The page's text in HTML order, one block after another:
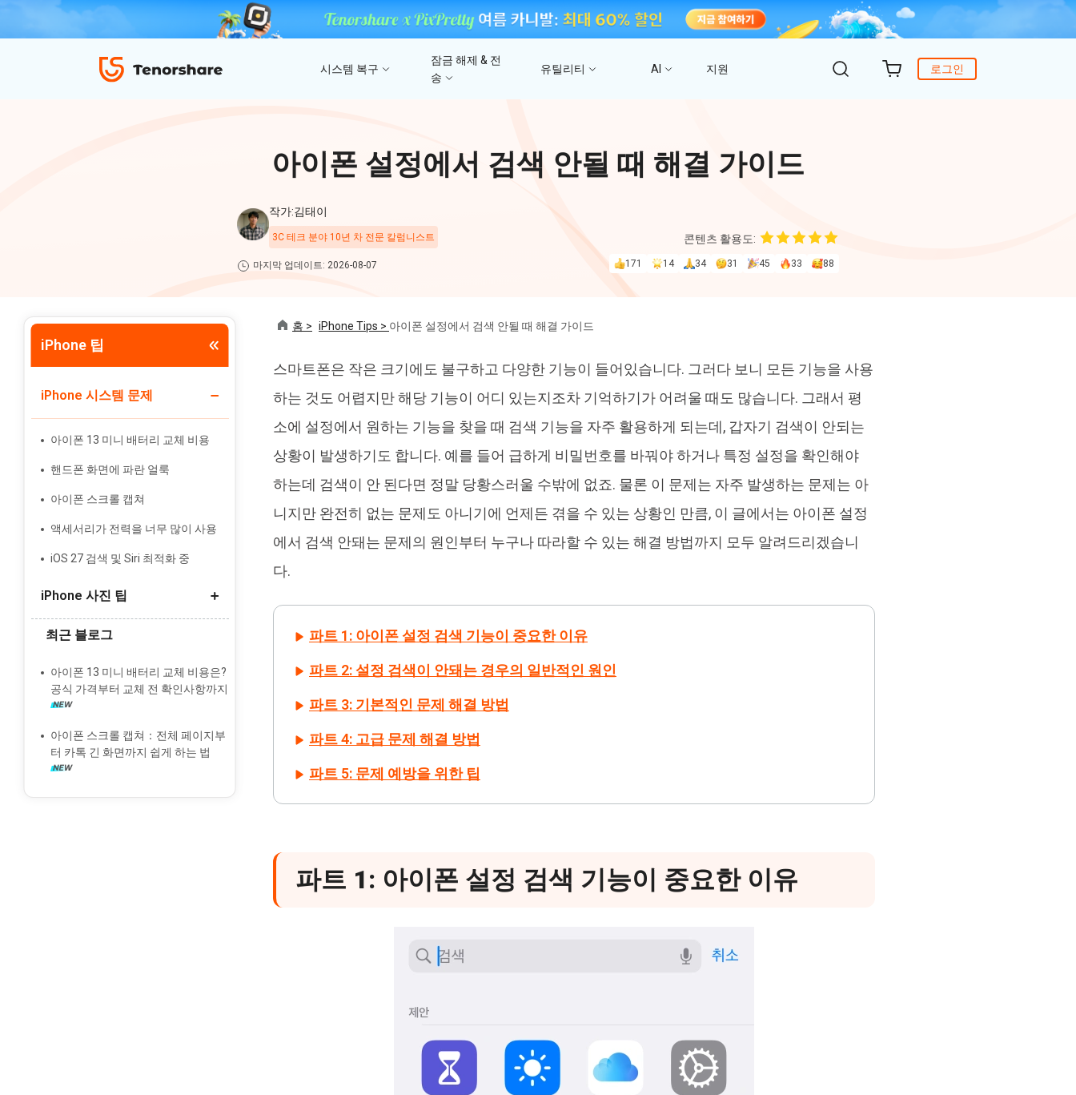
iAnyGo
로그인
시스템 복구
iOS 18 베타 포함 150개 이상 iOS 시스템 이
아이폰/아이패드 데이터 복구&
iTunes/iCloud 백업 복구
아이폰/안드로이드 WhatsApp 데이터 복구
ReiBoot - Android 시스템 복구
A-B-C 처럼 안드로이드 시스템 복구
UltData - Android 데이터 복구
루트 없이 안드로이드 데이터 복구
4DDiG - 데이터 복구
Win/ Mac에서 삭제된 파일 복원
잠금 해제 & 전
송
비밀번호 없이 아이폰/아이패드 잠금해제
안드로이드 아이폰 간에 WhatsApp 데이터
전송
간편한 iOS 데이터 백업 및 관리
4uKey - 안드로이드 잠금 해제
안드로이드 화면 비밀번호&구글 락 제거
4MeKey - 아이폰 활성화 잠금 해제 iTransGo - 폰 데이터 전송
안드로이드 아이폰으로 데이터 전송
유틸리티
탈옥 필요없이 위치 조작하기 iTunes 백업 암호 잠금 풀기 몇 분 안에 윈도 문제 해결
4DDiG 파티션 관리
간단하고 안전한 시스템 마이그레이션 도구
Phone Mirror
Android & iOS 화면 미러링
PDNob - 윈도우용 PDF 편집기
딥시크 Al를 사용하여 PDF 편집 및 최적화
맥에서 Al를 사용하여 PDF 편집 및 관리 이미지를 텍스트로 즉시 변환
Tenorshare PixPretty 4DDiG 중복 파일 삭제기 Tenorshare Cleamio
AI
4DDIG 비디오 복구
4DDIG 사진 복구
AI로 손상된 사진 복원
PixPretty AI Photo Editor
무료 AI 사진 편집 도구
지원
문의하기
지식 베이스
아이폰 설정에서 검색 안될 때 해결 가이드
작가:김태이
3C 테크 분야 10년 차 전문 칼럼니스트
마지막 업데이트: 2026-08-07
콘텐츠 활용도:
171 14 34 31 45 33 88
iPhone 팁
iPhone 시스템 문제
아이폰 13 미니 배터리 교체 비용
핸드폰 화면에 파란 얼룩
아이폰 스크롤 캡쳐
액세서리가 전력을 너무 많이 사용
iOS 27 검색 및 Siri 최적화 중
iPhone 사진 팁
갤럭시에서 아이폰으로 사진 옮기기
라이브 사진 스틸 사진으로 변환
iCloud와 iPhone에서 동기화 사진 삭
최근 블로그
아이폰 13 미니 배터리 교체 비용은?
공식 가격부터 교체 전 확인사항까지
아이폰 스크롤 캡쳐：전체 페이지부
터 카톡 긴 화면까지 쉽게 하는 법
홈 > iPhone Tips > 아이폰 설정에서 검색 안될 때 해결 가이드
스마트폰은 작은 크기에도 불구하고 다양한 기능이 들어있습니다. 그러다 보니 모든 기능을 사용
하는 것도 어렵지만 해당 기능이 어디 있는지조차 기억하기가 어려울 때도 많습니다. 그래서 평
소에 설정에서 원하는 기능을 찾을 때 검색 기능을 자주 활용하게 되는데, 갑자기 검색이 안되는
상황이 발생하기도 합니다. 예를 들어 급하게 비밀번호를 바꿔야 하거나 특정 설정을 확인해야
하는데 검색이 안 된다면 정말 당황스러울 수밖에 없죠. 물론 이 문제는 자주 발생하는 문제는 아
니지만 완전히 없는 문제도 아니기에 언제든 겪을 수 있는 상황인 만큼, 이 글에서는 아이폰 설정
에서 검색 안돼는 문제의 원인부터 누구나 따라할 수 있는 해결 방법까지 모두 알려드리겠습니
다.
파트 1: 아이폰 설정 검색 기능이 중요한 이유
파트 2: 설정 검색이 안돼는 경우의 일반적인 원인
파트 3: 기본적인 문제 해결 방법
파트 4: 고급 문제 해결 방법
파트 5: 문제 예방을 위한 팁
파트 1: 아이폰 설정 검색 기능이 중요한 이유